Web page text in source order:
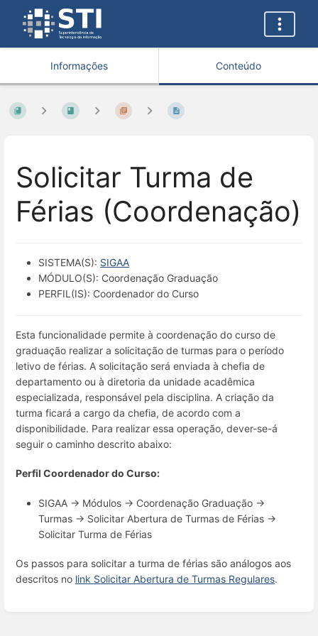
Informações Conteúdo
Solicitar Turma de
Férias (Coordenação)
SISTEMA(S): SIGAA
MÓDULO(S): Coordenação Graduação
PERFIL(IS): Coordenador do Curso
Esta funcionalidade permite à coordenação do curso de
graduação realizar a solicitação de turmas para o período
letivo de férias. A solicitação será enviada à chefia de
departamento ou à diretoria da unidade acadêmica
especializada, responsável pela disciplina. A criação da
turma ficará a cargo da chefia, de acordo com a
disponibilidade. Para realizar essa operação, dever-se-á
seguir o caminho descrito abaixo:
Perfil Coordenador do Curso:
SIGAA → Módulos → Coordenação Graduação →
Turmas → Solicitar Abertura de Turmas de Férias →
Solicitar Turma de Férias
Os passos para solicitar a turma de férias são análogos aos
descritos no link Solicitar Abertura de Turmas Regulares.